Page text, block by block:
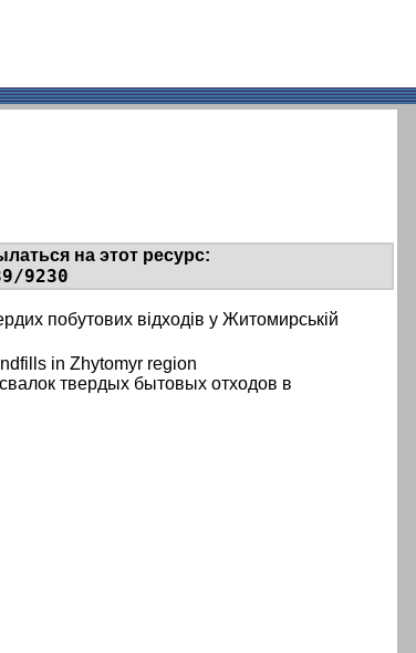
на этот ресурс:
9230
побутових відходів у Житомирській
in Zhytomyr region
твердых бытовых отходов в